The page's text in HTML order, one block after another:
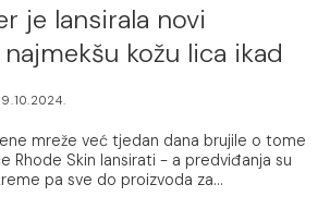
je lansirala novi
kožu lica ikad
mreže već tjedan dana brujile o tome
Rhode Skin lansirati - a predviđanja su
pa sve do proizvoda za...